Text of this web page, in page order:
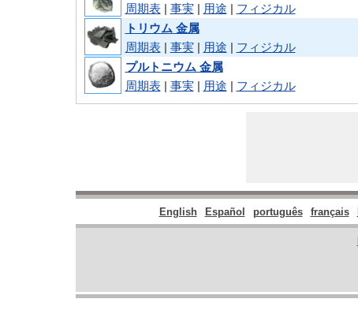
周期表| 事実 | 用途 | フィジカル
トリウム 金属
周期表| 事実 | 用途 | フィジカル
プルトニウム 金属
周期表| 事実 | 用途 | フィジカル
English Español português français